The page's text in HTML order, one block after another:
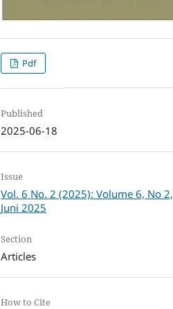
Pdf
Published
2025-06-18
Issue
Vol. 6 No. 2 (2025): Volume 6, No 2,
Juni 2025
Section
Articles
How to Cite